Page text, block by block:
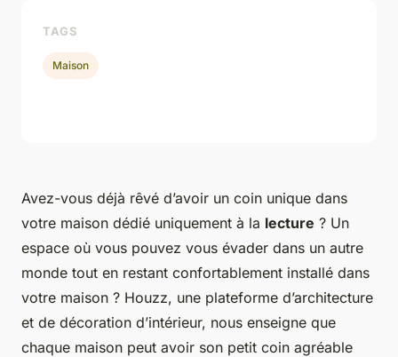
Avez-vous déjà rêvé d’avoir un coin unique dans
votre maison dédié uniquement à la lecture ? Un
espace où vous pouvez vous évader dans un autre
monde tout en restant confortablement installé dans
votre maison ? Houzz, une plateforme d’architecture
et de décoration d’intérieur, nous enseigne que
chaque maison peut avoir son petit coin agréable
TAGS
Maison